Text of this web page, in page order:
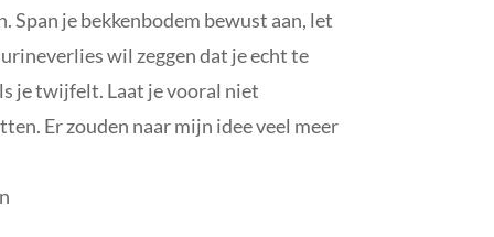
Span je bekkenbodem bewust aan, let
wil zeggen dat je echt te
je twijfelt. Laat je vooral niet
Er zouden naar mijn idee veel meer